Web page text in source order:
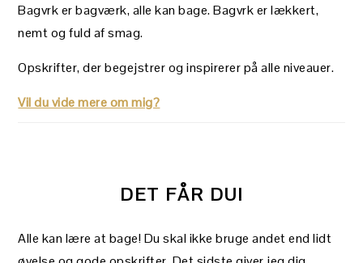
Bagvrk er bagværk, alle kan bage. Bagvrk er lækkert,
nemt og fuld af smag.
Opskrifter, der begejstrer og inspirerer på alle niveauer.
Vil du vide mere om mig?
DET FÅR DU!
Alle kan lære at bage! Du skal ikke bruge andet end lidt